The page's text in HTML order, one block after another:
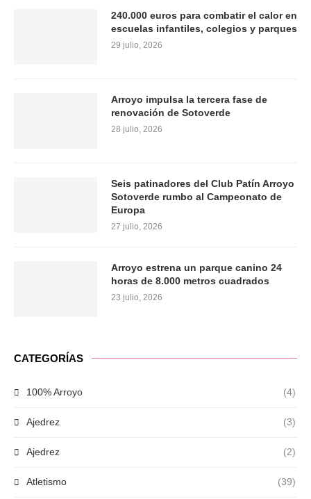
240.000 euros para combatir el calor en
escuelas infantiles, colegios y parques
29 julio, 2026
Arroyo impulsa la tercera fase de
renovación de Sotoverde
28 julio, 2026
Seis patinadores del Club Patín Arroyo
Sotoverde rumbo al Campeonato de
Europa
27 julio, 2026
Arroyo estrena un parque canino 24
horas de 8.000 metros cuadrados
23 julio, 2026
CATEGORÍAS
100% Arroyo (4)
Ajedrez (3)
Ajedrez (2)
Atletismo (39)